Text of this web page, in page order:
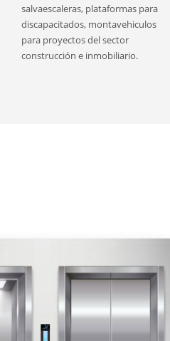
salvaescaleras, plataformas para
discapacitados, montavehiculos
para proyectos del sector
construcción e inmobiliario.